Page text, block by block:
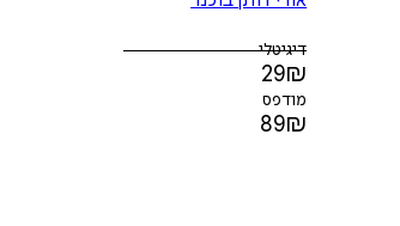
דיגיטלי
29₪
מודפס
89₪